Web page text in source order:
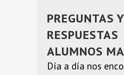
PREGUNTAS Y
RESPUESTAS
ALUMNOS
Día a día nos